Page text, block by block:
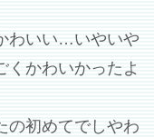
わいい…いやいや
くかわいかったよ
の初めてでしやわ